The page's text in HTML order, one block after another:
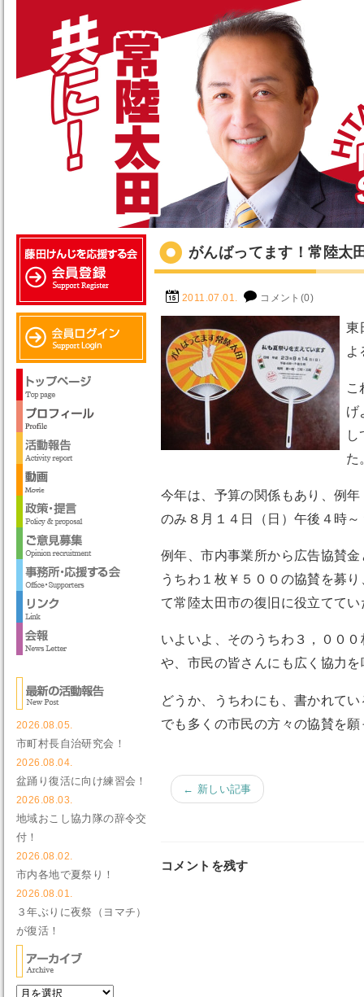
がんばってます！常陸太
2011.07.01. コメント(0)
東
よ
こ
げ
た
今年は、予算の関係もあり、例
のみ８月１４日（日）午後４時
例年、市内事業所から広告協賛
うちわ１枚￥５００の協賛を募
て常陸太田市の復旧に役立てて
いよいよ、そのうちわ３，００
や、市民の皆さんにも広く協力
どうか、うちわにも、書かれて
でも多くの市民の方々の協賛を
← 新しい記事
コメントを残す
2026.08.05.
市町村長自治研究会！
2026.08.04.
盆踊り復活に向け練習会！
2026.08.03.
地域おこし協力隊の辞令交
付！
2026.08.02.
市内各地で夏祭り！
2026.08.01.
３年ぶりに夜祭（ヨマチ）
が復活！